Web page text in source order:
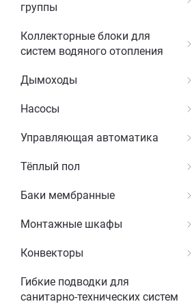
группы
Коллекторные блоки для
систем водяного отопления
Дымоходы
Насосы
Управляющая автоматика
Тёплый пол
Баки мембранные
Монтажные шкафы
Конвекторы
Гибкие подводки для
санитарно-технических систем